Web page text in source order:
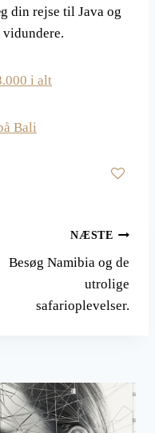
din rejse til Java og
i alt
Bali
NÆSTE
Besøg Namibia og de
utrolige
safarioplevelser.